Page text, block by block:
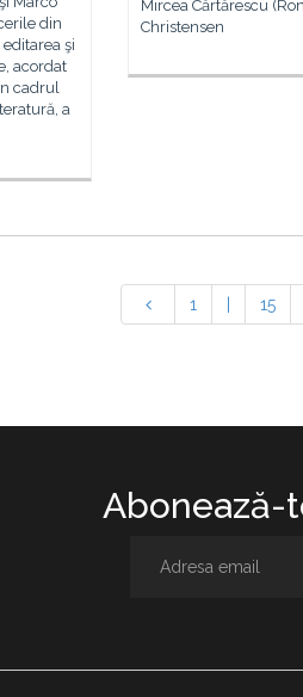
Mircea Cărtărescu
Christensen
din
şi
acordat
cadrul
a
1 15
Abonează-